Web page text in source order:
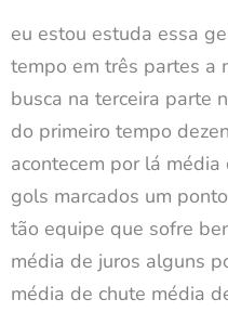
eu estou estuda essa
tempo em três partes a
busca na terceira parte
do primeiro tempo
acontecem por lá
gols marcados um
tão equipe que sofre
média de juros alguns
média de chute média